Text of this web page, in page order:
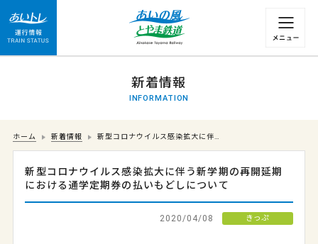
運行情報 列車の遅れ情報等についてはこちら
新着情報
INFORMATION
ホーム 新着情報 新型コロナウイルス感染拡大に伴…
新型コロナウイルス感染拡大に伴う新学期の再開延期
における通学定期券の払いもどしについて
2020/04/08 きっぷ